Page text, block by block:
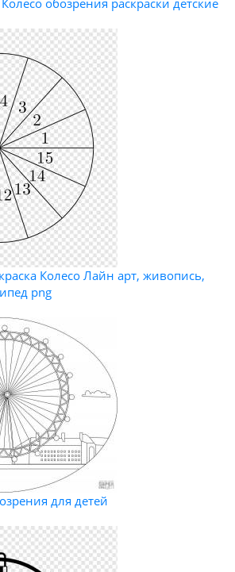
обозрения раскраски детские
Колесо Лайн арт, живопись,
png
для детей